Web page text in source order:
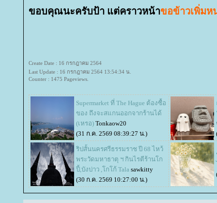
ขอบคุณนะครับป้า แต่คราวหน้าขอข้าวเพิ่มห
Create Date : 16 กรกฎาคม 2564
Last Update : 16 กรกฎาคม 2564 13:54:34 น.
Counter : 1475 Pageviews.
Supermarket ที่ The Hague ต้องซื้อ
ของ ถึงจะสแกนออกจากร้านได้
(เหรอ) Tonkaow20
(31 ก.ค. 2569 08:39:27 น.)
ริปสั้นนครศรีธรรมราช ปี 68 ไหว้
พระวัดมหาธาตุ ฯ กินไรตีร้านโก
ปี้,บังบ่าว ,โกโก้ Tala sawkitty
(30 ก.ค. 2569 10:27:00 น.)